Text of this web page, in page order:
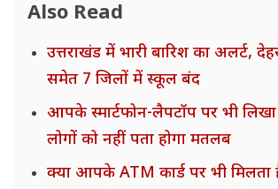
Also Read
उत्तराखंड में भारी बारिश का अलर्ट,
समेत 7 जिलों में स्कूल बंद
आपके स्मार्टफोन-लैपटॉप पर भी
लोगों को नहीं पता होगा मतलब
क्या आपके ATM कार्ड पर भी